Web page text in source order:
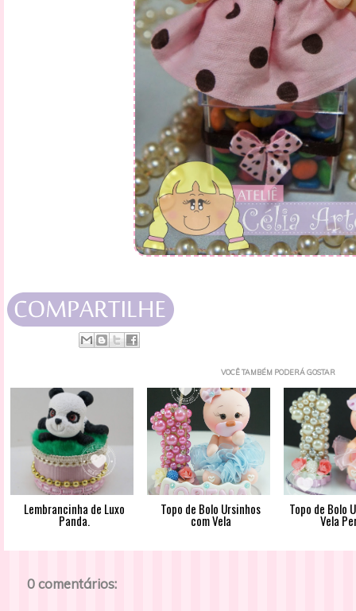
VOCÊ TAMBÉM PODERÁ GOSTAR
Lembrancinha de Luxo
Panda.
Topo de Bolo Ursinhos
com Vela
Topo de Bolo
Vela
0 comentários: